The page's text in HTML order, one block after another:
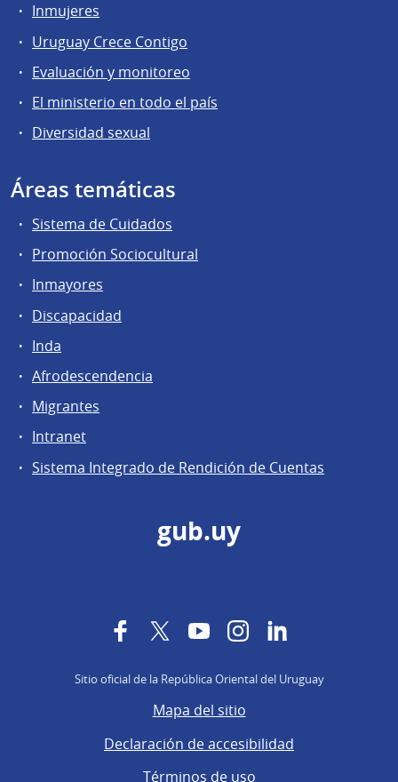
Inmujeres
Uruguay Crece Contigo
Evaluación y monitoreo
El ministerio en todo el país
Diversidad sexual
Áreas temáticas
Sistema de Cuidados
Promoción Sociocultural
Inmayores
Discapacidad
Inda
Afrodescendencia
Migrantes
Intranet
Sistema Integrado de Rendición de Cuentas
gub.uy
FacebookTwitterYouTubeInstagram
Sitio oficial de la República Oriental del Uruguay
Mapa del sitio
Declaración de accesibilidad
Términos de uso